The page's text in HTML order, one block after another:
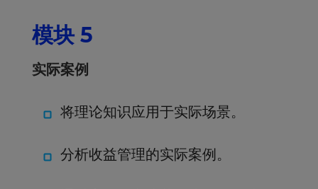
模块 5
实际案例
将理论知识应用于实际场景。
分析收益管理的实际案例。